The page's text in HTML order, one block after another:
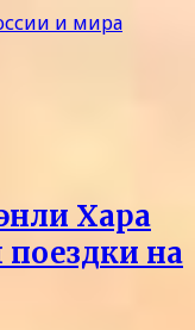
Хара
поездки на